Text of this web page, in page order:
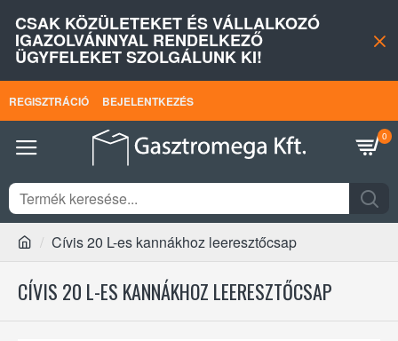
CSAK KÖZÜLETEKET ÉS VÁLLALKOZÓ
IGAZOLVÁNNYAL RENDELKEZŐ
ÜGYFELEKET SZOLGÁLUNK KI!
REGISZTRÁCIÓ BEJELENTKEZÉS
0
Cívis 20 L-es kannákhoz leeresztőcsap
CÍVIS 20 L-ES KANNÁKHOZ LEERESZTŐCSAP